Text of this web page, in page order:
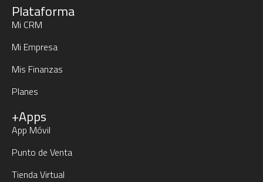
Plataforma
Mi CRM
Mi Empresa
Mis Finanzas
Planes
+Apps
App Móvil
Punto de Venta
Tienda Virtual